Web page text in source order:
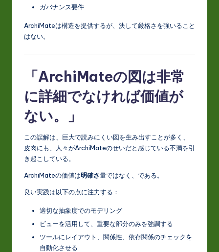
ガバナンス要件
ArchiMateは構造を提供するが、決して厳格さを強いること
はない。
「ArchiMateの図は非常
に詳細でなければ価値が
ない。」
この誤解は、巨大で読みにくい図を生み出すことが多く、
皮肉にも、人々がArchiMateのせいだと感じている不満を引
き起こしている。
ArchiMateの価値は明確さ量ではなく、である。
良い実践は以下の点に注力する：
適切な抽象度でのモデリング
ビューを活用して、重要な部分のみを強調する
ツールにレイアウト、関係性、依存関係のチェックを
自動化させる